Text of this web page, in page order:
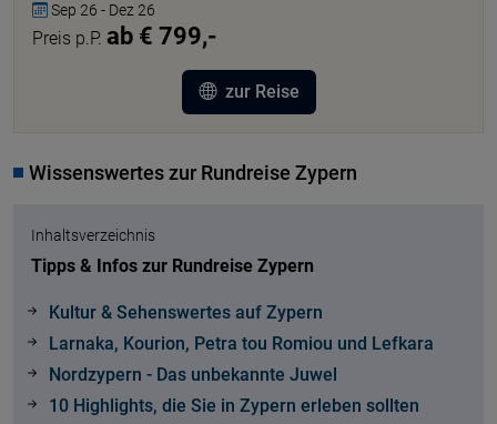
Sep 26 - Dez 26
Preis p.P. ab € 799,-
zur Reise
Wissenswertes zur Rundreise Zypern
Inhaltsverzeichnis
Tipps & Infos zur Rundreise Zypern
Kultur & Sehenswertes auf Zypern
Larnaka, Kourion, Petra tou Romiou und Lefkara
Nordzypern - Das unbekannte Juwel
10 Highlights, die Sie in Zypern erleben sollten